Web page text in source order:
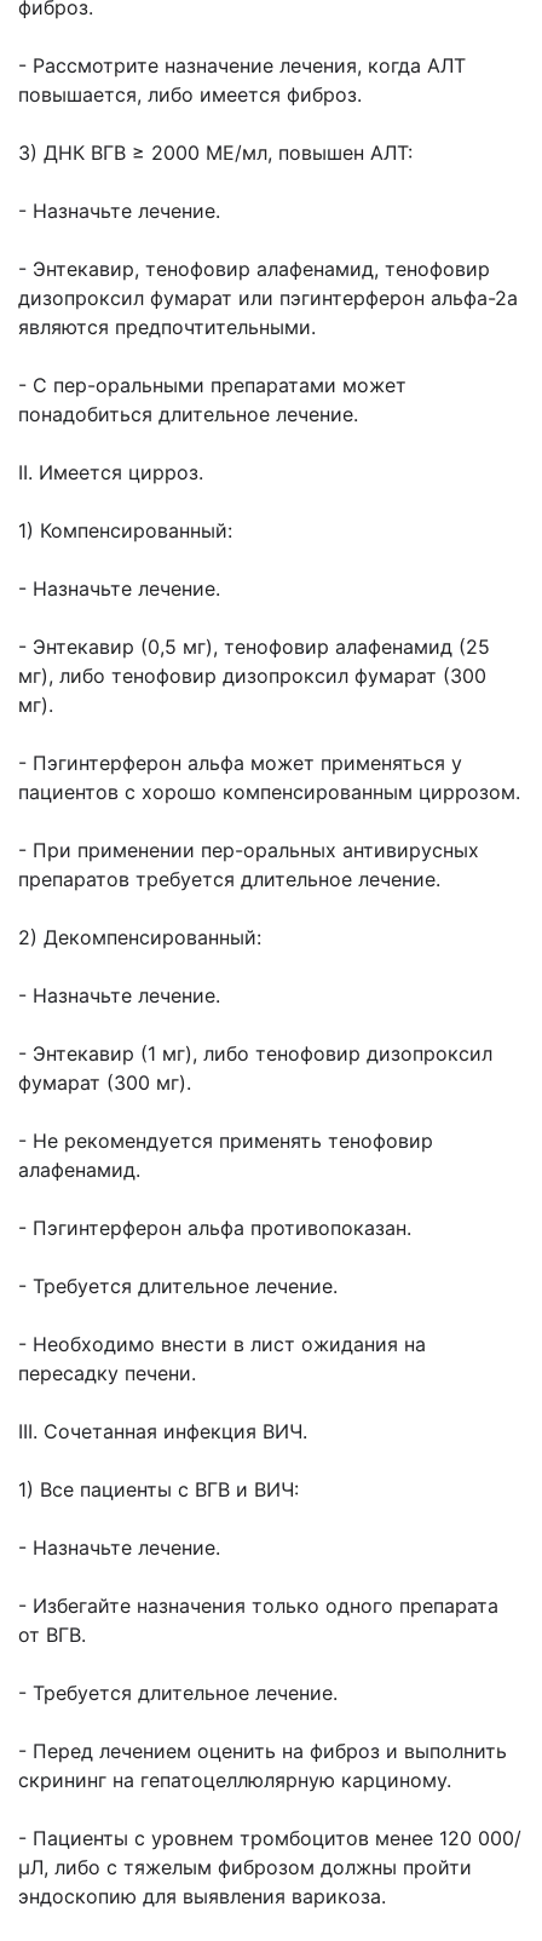
фиброз.
- Рассмотрите назначение лечения, когда АЛТ
повышается, либо имеется фиброз.
3) ДНК ВГВ ≥ 2000 МЕ/мл, повышен АЛТ:
- Назначьте лечение.
- Энтекавир, тенофовир алафенамид, тенофовир
дизопроксил фумарат или пэгинтерферон альфа-2а
являются предпочтительными.
- С пер-оральными препаратами может
понадобиться длительное лечение.
II. Имеется цирроз.
1) Компенсированный:
- Назначьте лечение.
- Энтекавир (0,5 мг), тенофовир алафенамид (25
мг), либо тенофовир дизопроксил фумарат (300
мг).
- Пэгинтерферон альфа может применяться у
пациентов с хорошо компенсированным циррозом.
- При применении пер-оральных антивирусных
препаратов требуется длительное лечение.
2) Декомпенсированный:
- Назначьте лечение.
- Энтекавир (1 мг), либо тенофовир дизопроксил
фумарат (300 мг).
- Не рекомендуется применять тенофовир
алафенамид.
- Пэгинтерферон альфа противопоказан.
- Требуется длительное лечение.
- Необходимо внести в лист ожидания на
пересадку печени.
III. Сочетанная инфекция ВИЧ.
1) Все пациенты с ВГВ и ВИЧ:
- Назначьте лечение.
- Избегайте назначения только одного препарата
от ВГВ.
- Требуется длительное лечение.
- Перед лечением оценить на фиброз и выполнить
скрининг на гепатоцеллюлярную карциному.
- Пациенты с уровнем тромбоцитов менее 120 000/
μЛ, либо с тяжелым фиброзом должны пройти
эндоскопию для выявления варикоза.